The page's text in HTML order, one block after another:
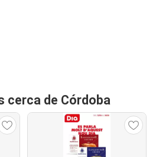
cerca de Córdoba